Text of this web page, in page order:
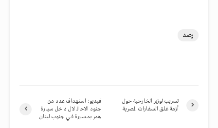
رصد
فيديو: استهداف عدد من
جنود الاحـ تـ لال داخل سيارة
همر بمــســيرة فـــي جنوب لبنان
تسريب لوزير الخارجية حول
أزمة غلق السفارات المصرية